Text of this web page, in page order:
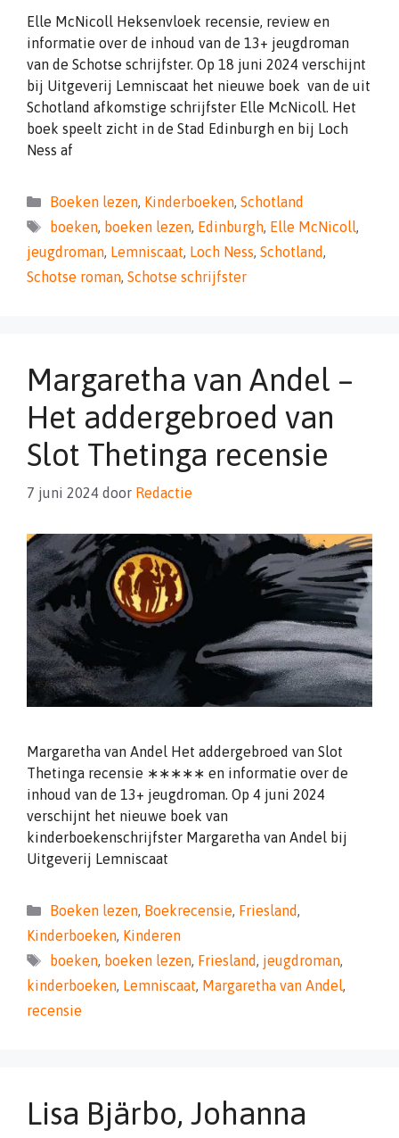
Elle McNicoll Heksenvloek recensie, review en
informatie over de inhoud van de 13+ jeugdroman
van de Schotse schrijfster. Op 18 juni 2024 verschijnt
bij Uitgeverij Lemniscaat het nieuwe boek van de uit
Schotland afkomstige schrijfster Elle McNicoll. Het
boek speelt zicht in de Stad Edinburgh en bij Loch
Ness af
Categorieën
Boeken lezen, Kinderboeken, Schotland
Tags
boeken, boeken lezen, Edinburgh, Elle McNicoll,
jeugdroman, Lemniscaat, Loch Ness, Schotland,
Schotse roman, Schotse schrijfster
Margaretha van Andel –
Het addergebroed van
Slot Thetinga recensie
7 juni 2024 door Redactie
Margaretha van Andel Het addergebroed van Slot
Thetinga recensie ∗∗∗∗∗ en informatie over de
inhoud van de 13+ jeugdroman. Op 4 juni 2024
verschijnt het nieuwe boek van
kinderboekenschrijfster Margaretha van Andel bij
Uitgeverij Lemniscaat
Categorieën
Boeken lezen, Boekrecensie, Friesland,
Kinderboeken, Kinderen
Tags
boeken, boeken lezen, Friesland, jeugdroman,
kinderboeken, Lemniscaat, Margaretha van Andel,
recensie
Lisa Bjärbo, Johanna